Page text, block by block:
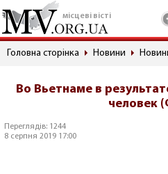
місцеві вісті
Головна сторінка Новини
Во Вьетнаме в
человек
Переглядів: 1244
8 серпня 2019 17:00